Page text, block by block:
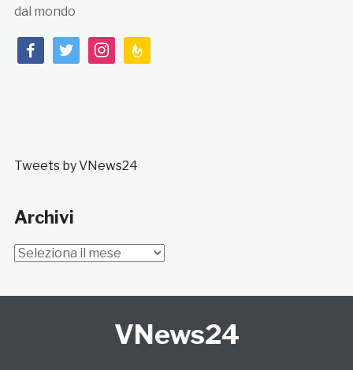
dal mondo
facebooktwitterinstagramfeedburner
Tweets by VNews24
Archivi
Archivi
VNews24